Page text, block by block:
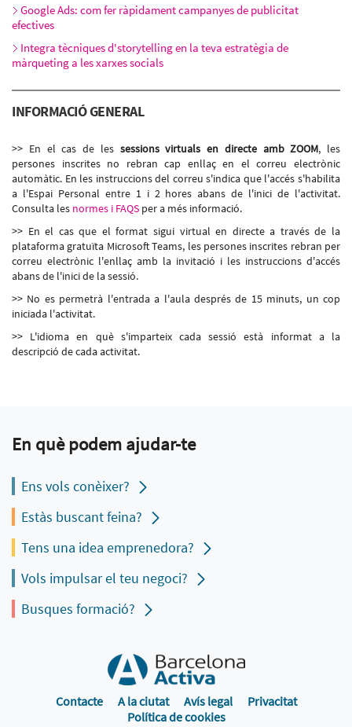
Google Ads: com fer ràpidament campanyes de publicitat
efectives
Integra tècniques d'storytelling en la teva estratègia de
màrqueting a les xarxes socials
INFORMACIÓ GENERAL
>> En el cas de les sessions virtuals en directe amb ZOOM, les
persones inscrites no rebran cap enllaç en el correu electrònic
automàtic. En les instruccions del correu s'indica que l'accés s'habilita
a l'Espai Personal entre 1 i 2 hores abans de l'inici de l'activitat.
Consulta les normes i FAQS per a més informació.
>> En el cas que el format sigui virtual en directe a través de la
plataforma gratuïta Microsoft Teams, les persones inscrites rebran per
correu electrònic l'enllaç amb la invitació i les instruccions d'accés
abans de l'inici de la sessió.
>> No es permetrà l'entrada a l'aula després de 15 minuts, un cop
iniciada l'activitat.
>> L'idioma en què s'imparteix cada sessió està informat a la
descripció de cada activitat.
En què podem ajudar-te
Ens vols conèixer?
Estàs buscant feina?
Tens una idea emprenedora?
Vols impulsar el teu negoci?
Busques formació?
Contacte A la ciutat Avís legal
Privacitat
Política de cookies